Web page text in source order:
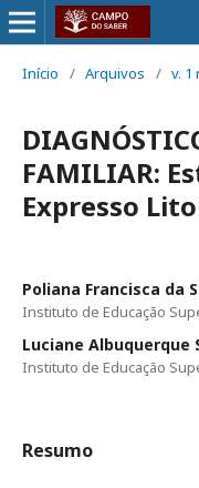
Início / Arquivos / v. 1
FAMILIAR:
Expresso
Poliana Francisca da
Instituto de Educação
Luciane Albuquerque
Instituto de Educação
Resumo